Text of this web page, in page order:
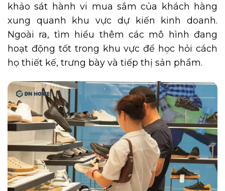
khảo sát hành vi mua sắm của khách hàng
xung quanh khu vực dự kiến kinh doanh.
Ngoài ra, tìm hiểu thêm các mô hình đang
hoạt động tốt trong khu vực để học hỏi cách
họ thiết kế, trưng bày và tiếp thị sản phẩm.